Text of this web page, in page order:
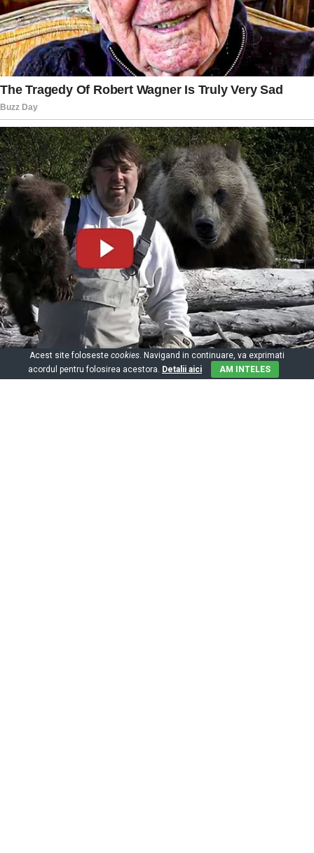
Acest site foloseste cookies. Navigand in continuare, va exprimati
acordul pentru folosirea acestora. Detalii aici AM INTELES